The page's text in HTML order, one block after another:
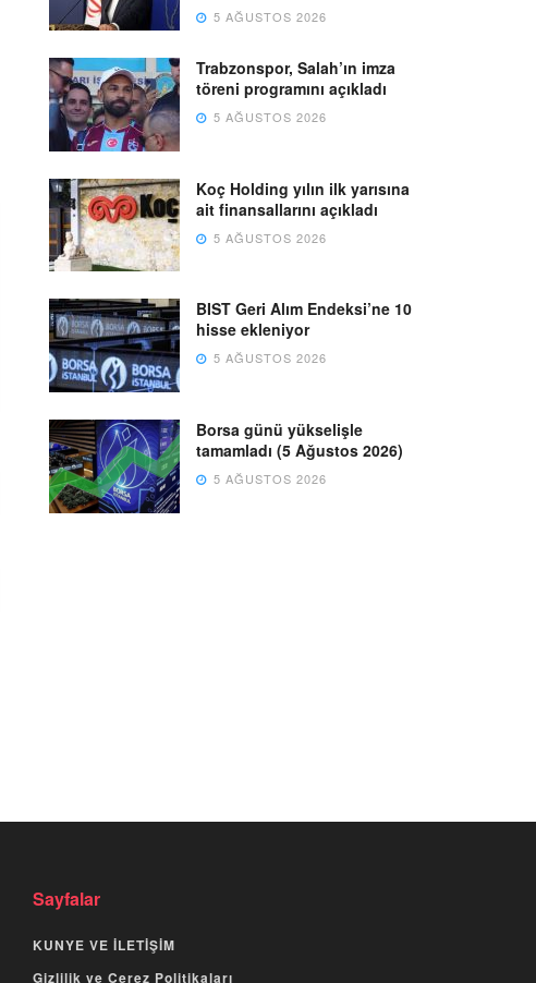
5 AĞUSTOS 2026
Trabzonspor, Salah’ın imza
töreni programını açıkladı
5 AĞUSTOS 2026
Koç Holding yılın ilk yarısına
ait finansallarını açıkladı
5 AĞUSTOS 2026
BIST Geri Alım Endeksi’ne 10
hisse ekleniyor
5 AĞUSTOS 2026
Borsa günü yükselişle
tamamladı (5 Ağustos 2026)
5 AĞUSTOS 2026
Sayfalar
KUNYE VE İLETİŞİM
Gizlilik ve Çerez Politikaları